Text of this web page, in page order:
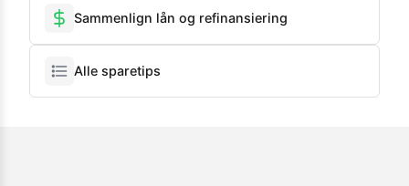
Sammenlign lån og refinansiering
Alle sparetips